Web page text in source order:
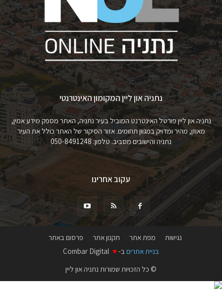
נתניה און ליין המקומון האינטרנטי
נתניה און ליין פורטל האינטרנט המוביל בעיר נתניה, האתר מספק מידע אמין,
מאוזן, מהיר ומדויק במגוון תחומים. אזור הסיקור של האתר כולל את העיר
נתניה והישובים מסביב. טלפון: 050-8491248
עקוב אחרינו
נגישות מפת אתר תקנון אתר
פרסום באתר
בניית אתרים ב- ♥
© כל הזכויות שמורות נתניה און ליין